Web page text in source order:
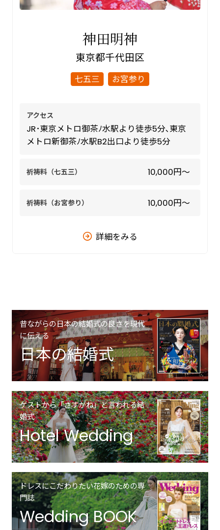
神田明神
東京都千代田区
七五三 お宮参り
アクセス
JR･東京メトロ御茶ﾉ水駅より徒歩5分､東京
メトロ新御茶ﾉ水駅B2出口より徒歩5分
祈祷料（七五三） 10,000円～
祈祷料（お宮参り） 10,000円～
詳細をみる
昔ながらの日本の結婚式の良さを現代
に伝える
日本の結婚式
ゲストから「さすがね」と言われる結
婚式
Hotel Wedding
ドレスにこだわりたい花嫁のための専
門誌
Wedding BOOK